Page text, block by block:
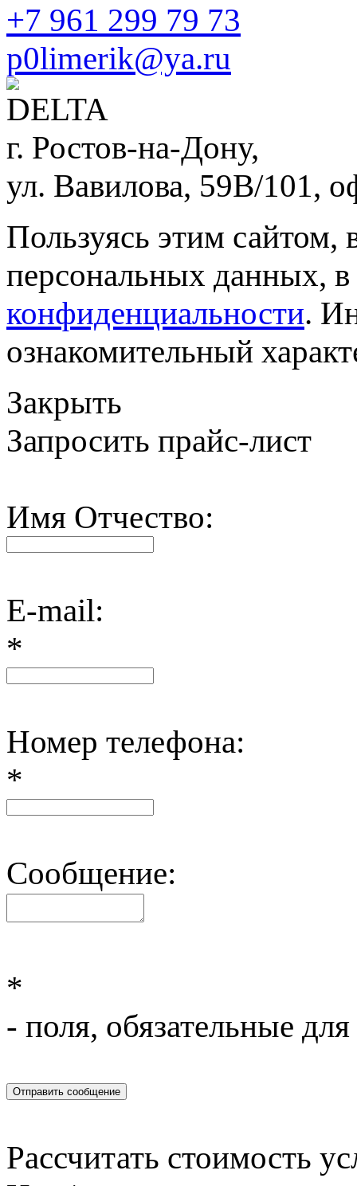
+7 961 299 79 73
p0limerik@ya.ru
г. Ростов-на-Дону,
ул. Вавилова, 59В/101,
Пользуясь этим сайтом,
персональных данных, в
конфиденциальности.
ознакомительный
Закрыть
Запросить прайс-лист
Имя Отчество:
E-mail:
*
Номер телефона:
*
Сообщение:
*
- поля, обязательные
Отправить сообщение
Рассчитать стоимость